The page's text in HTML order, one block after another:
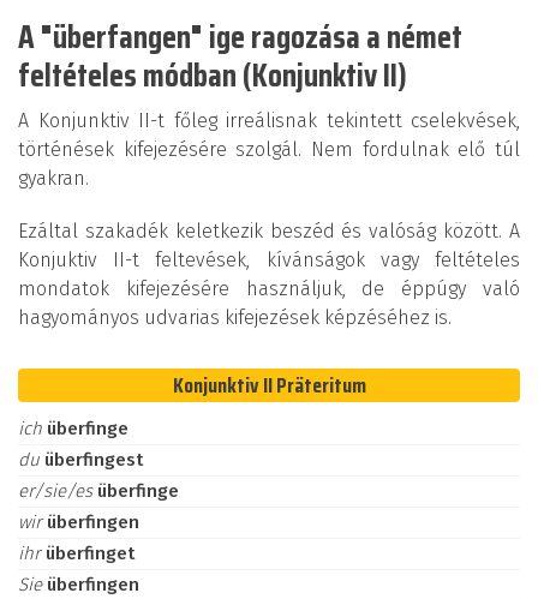
A "überfangen" ige ragozása a német
feltételes módban (Konjunktiv II)
A Konjunktiv II-t főleg irreálisnak tekintett cselekvések,
történések kifejezésére szolgál. Nem fordulnak elő túl
gyakran.
Ezáltal szakadék keletkezik beszéd és valóság között. A
Konjuktiv II-t feltevések, kívánságok vagy feltételes
mondatok kifejezésére használjuk, de éppúgy való
hagyományos udvarias kifejezések képzéséhez is.
Konjunktiv II Präteritum
ich überfinge
du überfingest
er/sie/es überfinge
wirüberfingen
ihrüberfinget
Sie überfingen